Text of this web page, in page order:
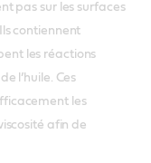
pas sur les surfaces
contiennent
les réactions
l’huile. Ces
les
afin de